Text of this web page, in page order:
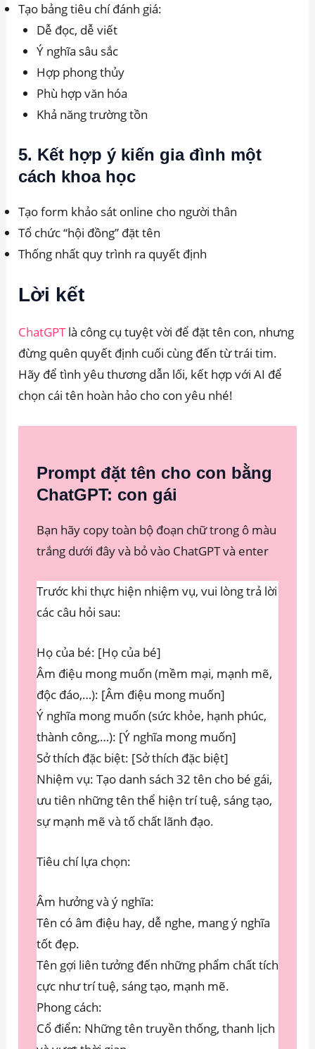
Tạo bảng tiêu chí đánh giá:
Dễ đọc, dễ viết
Ý nghĩa sâu sắc
Hợp phong thủy
Phù hợp văn hóa
Khả năng trường tồn
5. Kết hợp ý kiến gia đình một
cách khoa học
Tạo form khảo sát online cho người thân
Tổ chức “hội đồng” đặt tên
Thống nhất quy trình ra quyết định
Lời kết
ChatGPTlà công cụ tuyệt vời để đặt tên con, nhưng
đừng quên quyết định cuối cùng đến từ trái tim.
Hãy để tình yêu thương dẫn lối, kết hợp với AI để
chọn cái tên hoàn hảo cho con yêu nhé!
Prompt đặt tên cho con bằng
ChatGPT: con gái
Bạn hãy copy toàn bộ đoạn chữ trong ô màu
trắng dưới đây và bỏ vào ChatGPT và enter
Trước khi thực hiện nhiệm vụ, vui lòng trả lời
các câu hỏi sau:
Họ của bé: [Họ của bé]
Âm điệu mong muốn (mềm mại, mạnh mẽ,
độc đáo,…): [Âm điệu mong muốn]
Ý nghĩa mong muốn (sức khỏe, hạnh phúc,
thành công,…): [Ý nghĩa mong muốn]
Sở thích đặc biệt: [Sở thích đặc biệt]
Nhiệm vụ: Tạo danh sách 32 tên cho bé gái,
ưu tiên những tên thể hiện trí tuệ, sáng tạo,
sự mạnh mẽ và tố chất lãnh đạo.
Tiêu chí lựa chọn:
Âm hưởng và ý nghĩa:
Tên có âm điệu hay, dễ nghe, mang ý nghĩa
tốt đẹp.
Tên gợi liên tưởng đến những phẩm chất tích
cực như trí tuệ, sáng tạo, mạnh mẽ.
Phong cách:
Cổ điển: Những tên truyền thống, thanh lịch